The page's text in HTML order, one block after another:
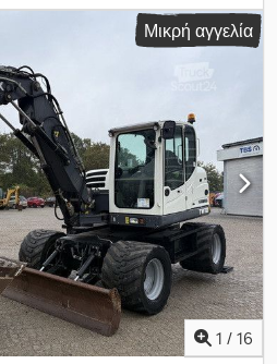
= Έτος κατασκευής: Δεκ.
CE: ναι Τεχνική κατάσταση:
Μικρή αγγελία
1 / 16